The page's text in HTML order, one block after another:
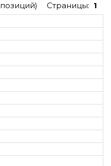
позиций) Страницы: 1